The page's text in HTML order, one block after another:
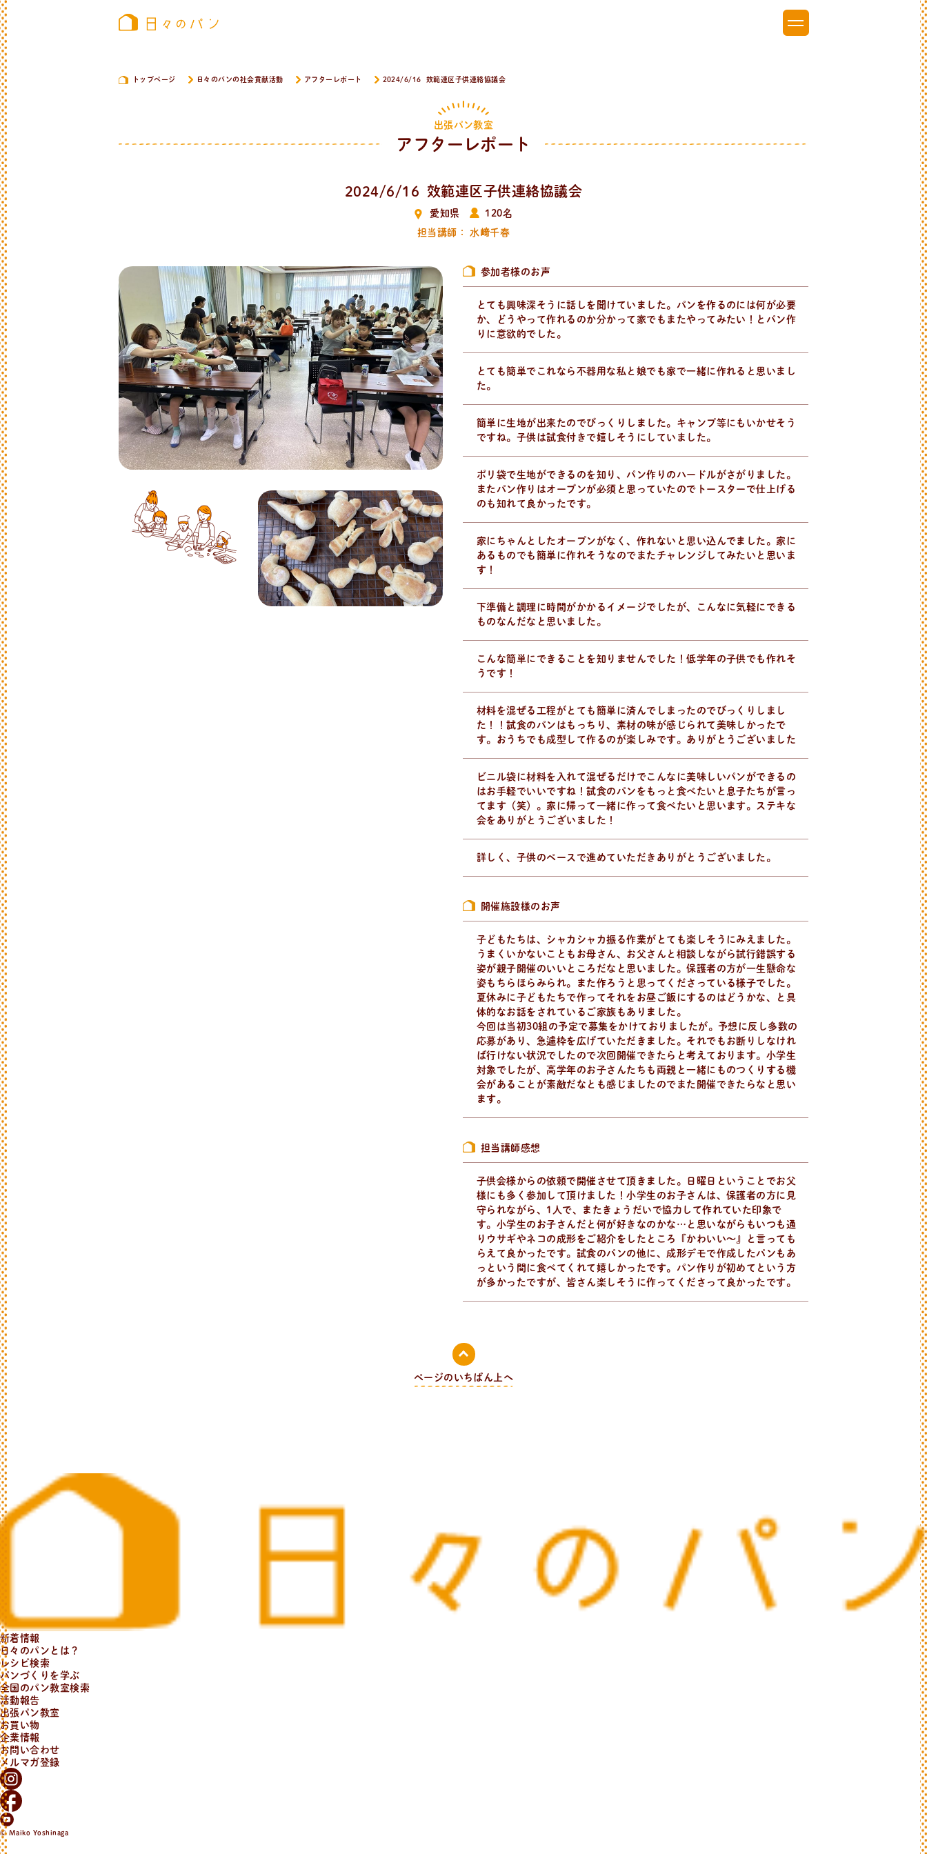
日 とは
活動/プロフィールについて
日々のパンの想いや出張パン教室の活動について。 代表の吉永麻衣子と書籍の紹介。
トップページ 日々のパンの社会貢献活動 アフターレポート 2024/6/16 效範連区子供連絡協議会
出張パン教室
アフターレポート
2024/6/16 效範連区子供連絡協議会
愛知県
120名
担当講師： 水﨑千春
参加者様のお声
とても興味深そうに話しを聞けていました。パンを作るのには何が必要
か、どうやって作れるのか分かって家でもまたやってみたい！とパン作
りに意欲的でした。
とても簡単でこれなら不器用な私と娘でも家で一緒に作れると思いまし
た。
簡単に生地が出来たのでびっくりしました。キャンプ等にもいかせそう
ですね。子供は試食付きで嬉しそうにしていました。
ポリ袋で生地ができるのを知り、パン作りのハードルがさがりました。
またパン作りはオーブンが必須と思っていたのでトースターで仕上げる
のも知れて良かったです。
家にちゃんとしたオープンがなく、作れないと思い込んでました。家に
あるものでも簡単に作れそうなのでまたチャレンジしてみたいと思いま
す！
下準備と調理に時間がかかるイメージでしたが、こんなに気軽にできる
ものなんだなと思いました。
こんな簡単にできることを知りませんでした！低学年の子供でも作れそ
うです！
材料を混ぜる工程がとても簡単に済んでしまったのでびっくりしまし
た！！試食のパンはもっちり、素材の味が感じられて美味しかったで
す。おうちでも成型して作るのが楽しみです。ありがとうございました
ビニル袋に材料を入れて混ぜるだけでこんなに美味しいパンができるの
はお手軽でいいですね！試食のパンをもっと食べたいと息子たちが言っ
てます（笑）。家に帰って一緒に作って食べたいと思います。ステキな
会をありがとうございました！
詳しく、子供のペースで進めていただきありがとうございました。
開催施設様のお声
子どもたちは、シャカシャカ振る作業がとても楽しそうにみえました。
うまくいかないこともお母さん、お父さんと相談しながら試行錯誤する
姿が親子開催のいいところだなと思いました。保護者の方が一生懸命な
姿もちらほらみられ。また作ろうと思ってくださっている様子でした。
夏休みに子どもたちで作ってそれをお昼ご飯にするのはどうかな、と具
体的なお話をされているご家族もありました。
今回は当初30組の予定で募集をかけておりましたが。予想に反し多数の
応募があり、急遽枠を広げていただきました。それでもお断りしなけれ
ば行けない状況でしたので次回開催できたらと考えております。小学生
対象でしたが、高学年のお子さんたちも両親と一緒にものつくりする機
会があることが素敵だなとも感じましたのでまた開催できたらなと思い
ます。
担当講師感想
子供会様からの依頼で開催させて頂きました。日曜日ということでお父
様にも多く参加して頂けました！小学生のお子さんは、保護者の方に見
守られながら、1人で、またきょうだいで協力して作れていた印象で
す。小学生のお子さんだと何が好きなのかな…と思いながらもいつも通
りウサギやネコの成形をご紹介をしたところ『かわいい〜』と言っても
らえて良かったです。試食のパンの他に、成形デモで作成したパンもあ
っという間に食べてくれて嬉しかったです。パン作りが初めてという方
が多かったですが、皆さん楽しそうに作ってくださって良かったです。
ページのいちばん上へ
新着情報
日々のパンとは？
レシピ検索
パンづくりを学ぶ
全国のパン教室検索
活動報告
出張パン教室
お買い物
企業情報
お問い合わせ
メルマガ登録
© Maiko Yoshinaga